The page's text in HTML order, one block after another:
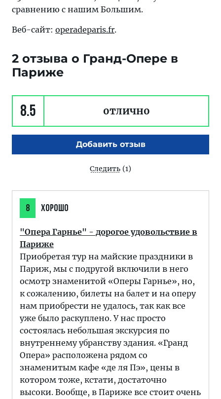
сравнению с нашим Большим.
Веб-сайт: operadeparis.fr.
2 отзыва о Гранд-Опере в
Париже
8.5 отлично
Добавить отзыв
Следить (1)
8 ХОРОШО
"Опера Гарнье" - дорогое удовольствие в
Париже
Приобретая тур на майские праздники в
Париж, мы с подругой включили в него
осмотр знаменитой «Оперы Гарнье», но,
к сожалению, билеты на балет и на оперу
нам приобрести не удалось, так как все
уже было раскуплено. У нас просто
состоялась небольшая экскурсия по
внутреннему убранству здания. «Гранд
Опера» расположена рядом со
знаменитым кафе «де ля Пэ», цены в
котором тоже, кстати, достаточно
высоки. Вообще, в Париже все стоит очень